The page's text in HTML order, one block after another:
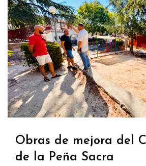
Obras de mejora del
de la Peña Sacra